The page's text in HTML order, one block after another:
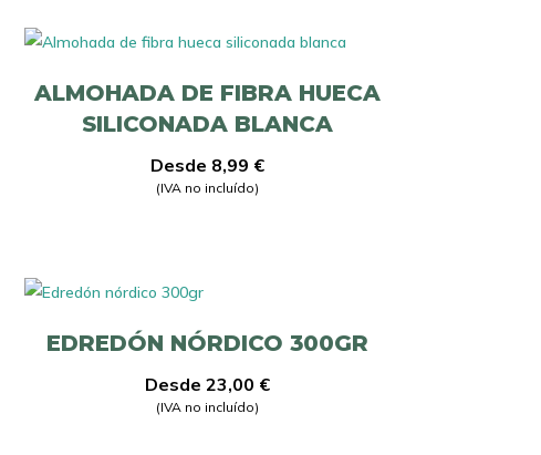
ALMOHADA DE FIBRA HUECA
SILICONADA BLANCA
Desde 8,99 €
(IVA no incluído)
EDREDÓN NÓRDICO 300GR
Desde 23,00 €
(IVA no incluído)